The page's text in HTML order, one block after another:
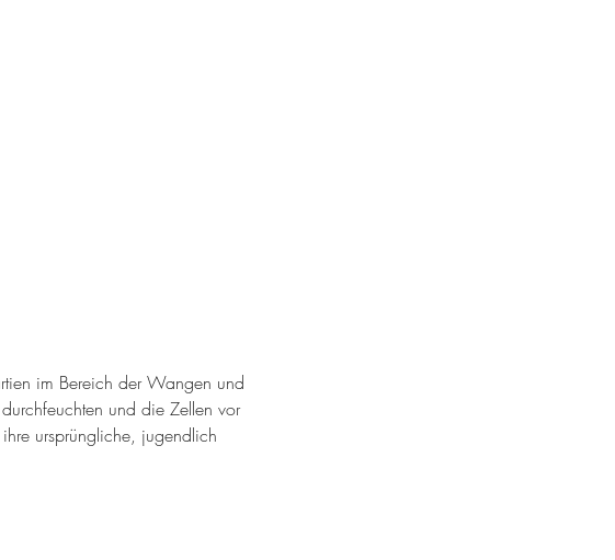
im Bereich der Wangen und
und die Zellen vor
ursprüngliche, jugendlich